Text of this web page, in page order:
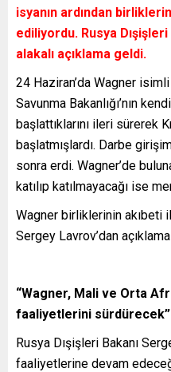
isyanın ardından
ediliyordu. Rusya
alakalı açıklama geldi.
24 Haziran’da Wagner
Savunma Bakanlığı’nın
başlattıklarını ileri sürerek
başlatmışlardı. Darbe
sonra erdi. Wagner’de
katılıp katılmayacağı ise
Wagner birliklerinin akıbeti
Sergey Lavrov’dan
“Wagner, Mali ve Orta
faaliyetlerini sürdürecek”
Rusya Dışişleri Bakanı
faaliyetlerine devam